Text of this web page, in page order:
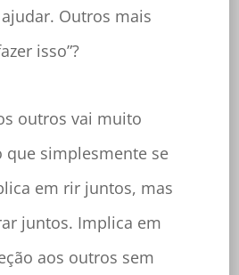
Outros mais
isso”?
outros vai muito
que simplesmente se
em rir juntos, mas
juntos. Implica em
aos outros sem